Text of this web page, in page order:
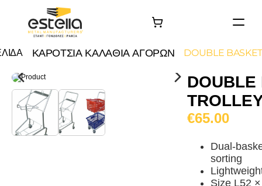
ΑΡΧΙΚΗ
ΤΑ ΕΡΓΑ ΜΑΣ
Σχετικά με εμάς
Επικοινωνία
ΚΑΡΟΤΣΙΑ ΚΑΛΑΘΙΑ ΑΓΟΡΩΝ DOUBLE
DOUBLE
€65.00
Dual-
sorting
Size L52